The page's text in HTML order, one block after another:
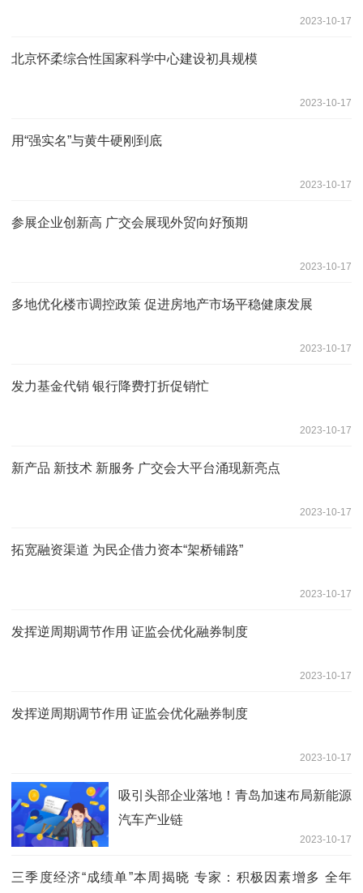
2023-10-17
北京怀柔综合性国家科学中心建设初具规模
2023-10-17
用“强实名”与黄牛硬刚到底
2023-10-17
参展企业创新高 广交会展现外贸向好预期
2023-10-17
多地优化楼市调控政策 促进房地产市场平稳健康发展
2023-10-17
发力基金代销 银行降费打折促销忙
2023-10-17
新产品 新技术 新服务 广交会大平台涌现新亮点
2023-10-17
拓宽融资渠道 为民企借力资本“架桥铺路”
2023-10-17
发挥逆周期调节作用 证监会优化融券制度
2023-10-17
发挥逆周期调节作用 证监会优化融券制度
2023-10-17
吸引头部企业落地！青岛加速布局新能源
汽车产业链
2023-10-17
三季度经济“成绩单”本周揭晓 专家：积极因素增多 全年